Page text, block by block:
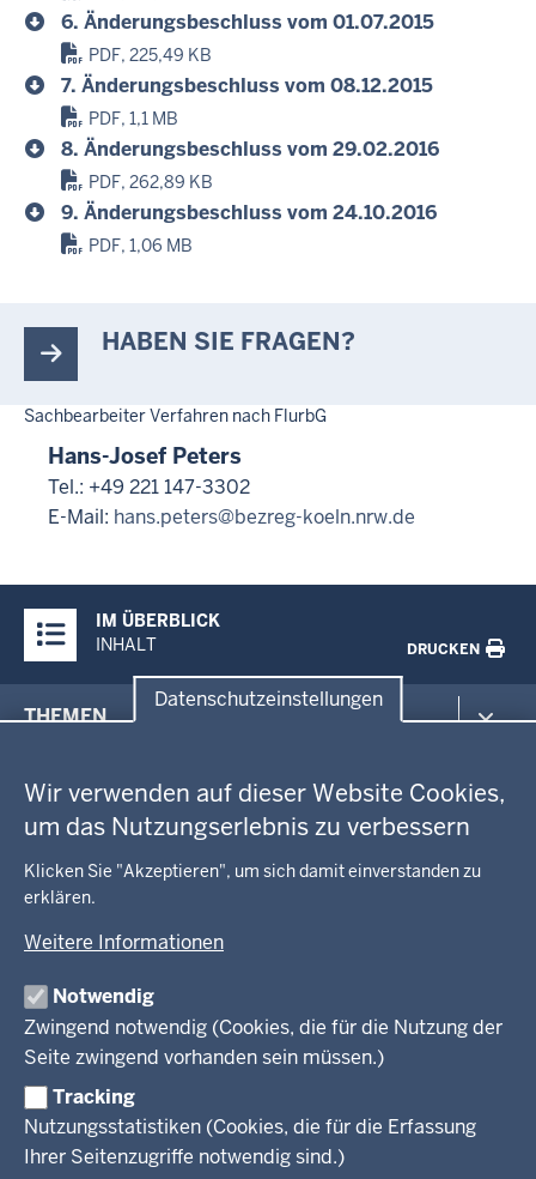
Datenschutzeinstellungen
Wir verwenden auf dieser Website Cookies,
um das Nutzungserlebnis zu verbessern
Klicken Sie "Akzeptieren", um sich damit einverstanden zu
erklären.
Weitere Informationen
Notwendig
Zwingend notwendig (Cookies, die für die Nutzung der
Seite zwingend vorhanden sein müssen.)
Tracking
Nutzungsstatistiken (Cookies, die für die Erfassung
Ihrer Seitenzugriffe notwendig sind.)
6. Änderungsbeschluss vom 01.07.2015
PDF, 225,49 KB
7. Änderungsbeschluss vom 08.12.2015
PDF, 1,1 MB
8. Änderungsbeschluss vom 29.02.2016
PDF, 262,89 KB
9. Änderungsbeschluss vom 24.10.2016
PDF, 1,06 MB
HABEN SIE FRAGEN?
Sachbearbeiter Verfahren nach FlurbG
Hans-Josef Peters
Tel.: +49 221 147-3302
E-Mail: hans.peters@bezreg-koeln.nrw.de
Inhalte
IM ÜBERBLICK
INHALT
DRUCKEN
in
Fußzeile
THEMEN
Gesundheit und Soziales
Kommunales, Planung, Bauen und Verkehr
Ordnung und Sicherheit
Schule und Bildung
Wirtschaft und Kultur
GEOBASIS NRW
Ausbildung und Karriere
Geodaten-Anwendungen
Neues
Produkte und Dienste
TIM-online
Webdienste
Amtsblatt
Behördenleitung
Leitbild
Personalvertretung
Regierungsbezirk
Reisekostenstelle
Veranstaltungen
Stellenangebote
Stellenangebote Schule
Praktikum
Referendariate
Bewerbung
Vormerkstelle NRW
PRESSE
Mediathek
Newsletter
Pressekontakt
Pressemitteilungen
Publikationen
VERFAHREN UND BEKANNTMACHUNGEN
Bekanntmachungen
Legionellen
Luftreinhaltepläne
Facebook
Instagram
LinkedIn